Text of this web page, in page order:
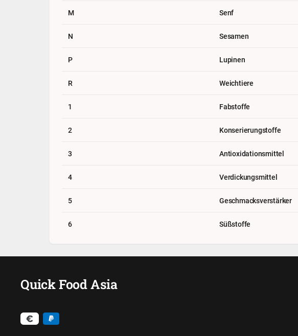
M Senf
N Sesamen
P Lupinen
R Weichtiere
1 Fabstoffe
2 Konserierungstoffe
3 Antioxidationsmittel
4 Verdickungsmittel
5 Geschmacksverstärker
6 Süßstoffe
Quick Food Asia